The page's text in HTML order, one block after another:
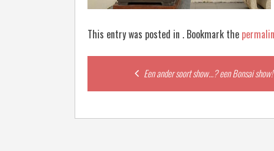
This entry was posted in . Bookmark the
navigation
Een ander soort show…? een Bonsai show!